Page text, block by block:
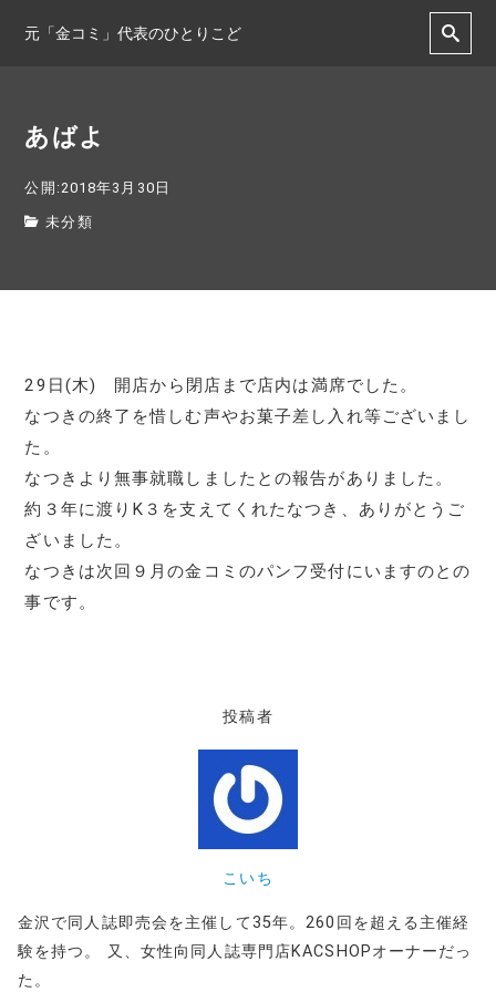
元「金コミ」代表のひとりこど
あばよ
公開:2018年3月30日
未分類
29日(木) 開店から閉店まで店内は満席でした。
なつきの終了を惜しむ声やお菓子差し入れ等ございまし
た。
なつきより無事就職しましたとの報告がありました。
約３年に渡りK３を支えてくれたなつき、ありがとうご
ざいました。
なつきは次回９月の金コミのパンフ受付にいますのとの
事です。
投稿者
こいち
金沢で同人誌即売会を主催して35年。260回を超える主催経
験を持つ。 又、女性向同人誌専門店KACSHOPオーナーだっ
た。